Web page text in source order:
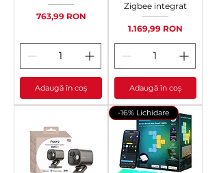
Preț
763,99 RON
Adaugă în coș
Zigbee integrat
Preț
1.169,99 RON
Adaugă în coș
-16% Lichidare